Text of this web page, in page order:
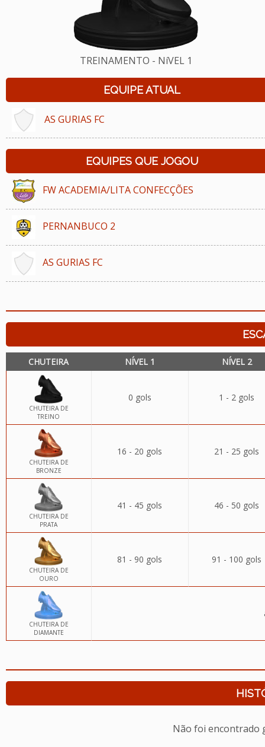
TREINAMENTO - NíVEL 1
EQUIPE ATUAL
AS GURIAS FC
EQUIPES QUE JOGOU
FW ACADEMIA/LITA CONFECÇÕES
PERNANBUCO 2
AS GURIAS FC
CHUTEIRA NÍVEL 1 NÍVEL 2
CHUTEIRA DE
TREINO
0 gols 1 - 2 gols
CHUTEIRA DE
BRONZE
16 - 20 gols 21 - 25 gols
CHUTEIRA DE
PRATA
41 - 45 gols 46 - 50 gols
CHUTEIRA DE
OURO
81 - 90 gols 91 - 100 gols
CHUTEIRA DE
DIAMANTE
Não foi encontrado